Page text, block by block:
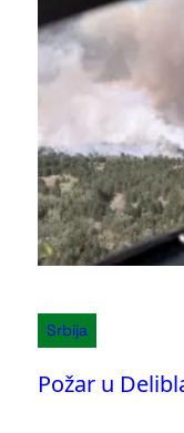
Srbija
Požar u